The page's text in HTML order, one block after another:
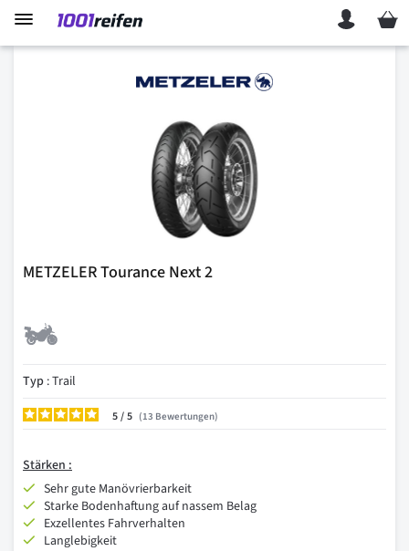
Mein
METZELER Tourance Next 2
Typ : Trail
5/ 13 Bewertungen
Stärken :
Sehr gute Manövrierbarkeit
Starke Bodenhaftung auf nassem Belag
Exzellentes Fahrverhalten
Langlebigkeit